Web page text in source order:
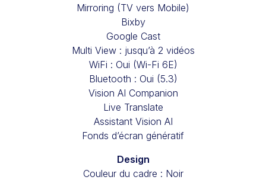
Mirroring (TV vers Mobile)
Bixby
Google Cast
Multi View : jusqu’à 2 vidéos
WiFi : Oui (Wi-Fi 6E)
Bluetooth : Oui (5.3)
Vision AI Companion
Live Translate
Assistant Vision AI
Fonds d’écran génératif
Design
Couleur du cadre : Noir